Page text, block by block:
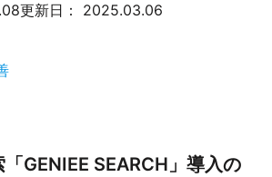
更新日： 2025.03.06
GENIEE SEARCH」導入の